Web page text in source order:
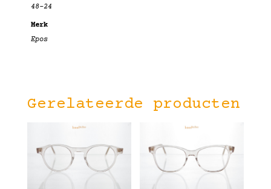
48-24
Merk
Epos
Gerelateerde producten